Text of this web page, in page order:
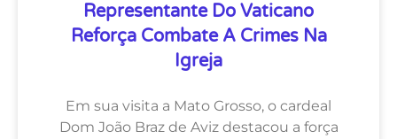
Representante Do Vaticano
Reforça Combate A Crimes Na
Igreja
Em sua visita a Mato Grosso, o cardeal
Dom João Braz de Aviz destacou a força